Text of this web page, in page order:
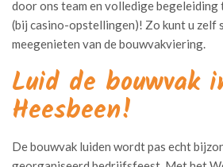
door ons team en volledige begeleiding
(bij casino-opstellingen)! Zo kunt u zelf
meegenieten van de bouwvakviering.
Luid de bouwvak
Heesbeen!
De bouwvak luiden wordt pas echt